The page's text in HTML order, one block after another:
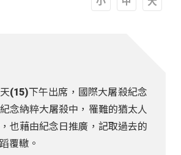
(15)下午出席，國際大屠殺紀念
念納粹大屠殺中，罹難的猶太人
也藉由紀念日推廣，記取過去的
覆轍。